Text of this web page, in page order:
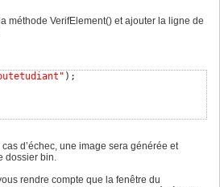
méthode VerifElement() et ajouter la ligne de
) ;
d’échec, une image sera générée et
dossier bin.
rendre compte que la fenêtre du